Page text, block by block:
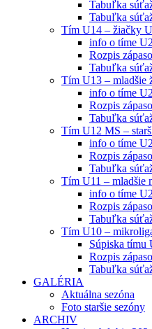
Tabuľka
Tabuľka
Tím U14 – žiačky
info o tíme
Rozpis
Tabuľka
Tím U13 – mladšie
info o tíme
Rozpis
Tabuľka
Tím U12 MS –
info o tíme
Rozpis
Tabuľka
Tím U11 – mladšie
info o tíme
Rozpis
Tabuľka
Tím U10 –
Súpiska tímu
Rozpis
Tabuľka
GALÉRIA
Aktuálna sezóna
Foto staršie sezóny
ARCHIV